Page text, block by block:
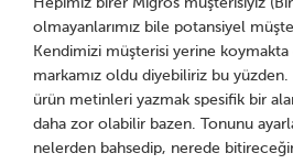
Hepimiz birer Migros müşterisiyiz
olmayanlarımız bile potansiyel
Kendimizi müşterisi yerine
markamız oldu diyebiliriz bu
ürün metinleri yazmak spesifik bir
daha zor olabilir bazen. Tonunu
nelerden bahsedip, nerede